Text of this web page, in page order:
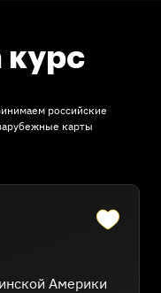
курс
российские
карты
Америки